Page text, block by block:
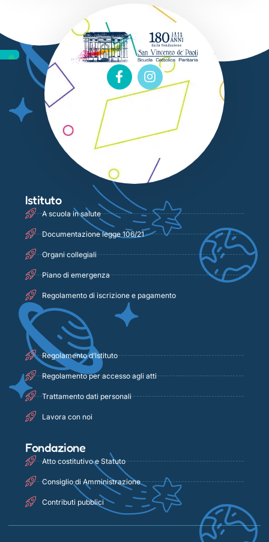
Istituto
A scuola in salute
Documentazione legge 106/21
Organi collegiali
Piano di emergenza
Regolamento di iscrizione e pagamento
Regolamento d’Istituto
Regolamento per accesso agli atti
Trattamento dati personali
Lavora con noi
Fondazione
Atto costitutivo e Statuto
Consiglio di Amministrazione
Contributi pubblici